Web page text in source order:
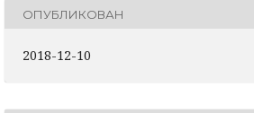
ОПУБЛИКОВАН
2018-12-10